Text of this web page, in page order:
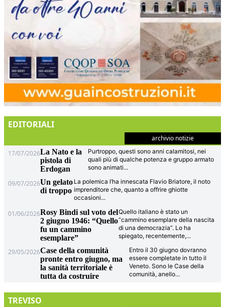
EDITORIALI
archivio notizie
17/07/2026La Nato e la
pistola di
Erdogan
Purtroppo, questi sono anni calamitosi, nei
quali più di qualche potenza e gruppo armato
sono animati...
09/07/2026Un gelato
di troppo
La polemica l’ha innescata Flavio Briatore, il noto
imprenditore che, quanto a offrire ghiotte
occasioni...
01/06/2026Rosy Bindi sul voto del
2 giugno 1946: “Quello
fu un cammino
esemplare”
Quello italiano è stato un
“cammino esemplare della nascita
di una democrazia”. Lo ha
spiegato, recentemente,...
29/05/2026Case della comunità
pronte entro giugno, ma
la sanità territoriale è
tutta da costruire
Entro il 30 giugno dovranno
essere completate in tutto il
Veneto. Sono le Case della
comunità, anello...
TREVISO